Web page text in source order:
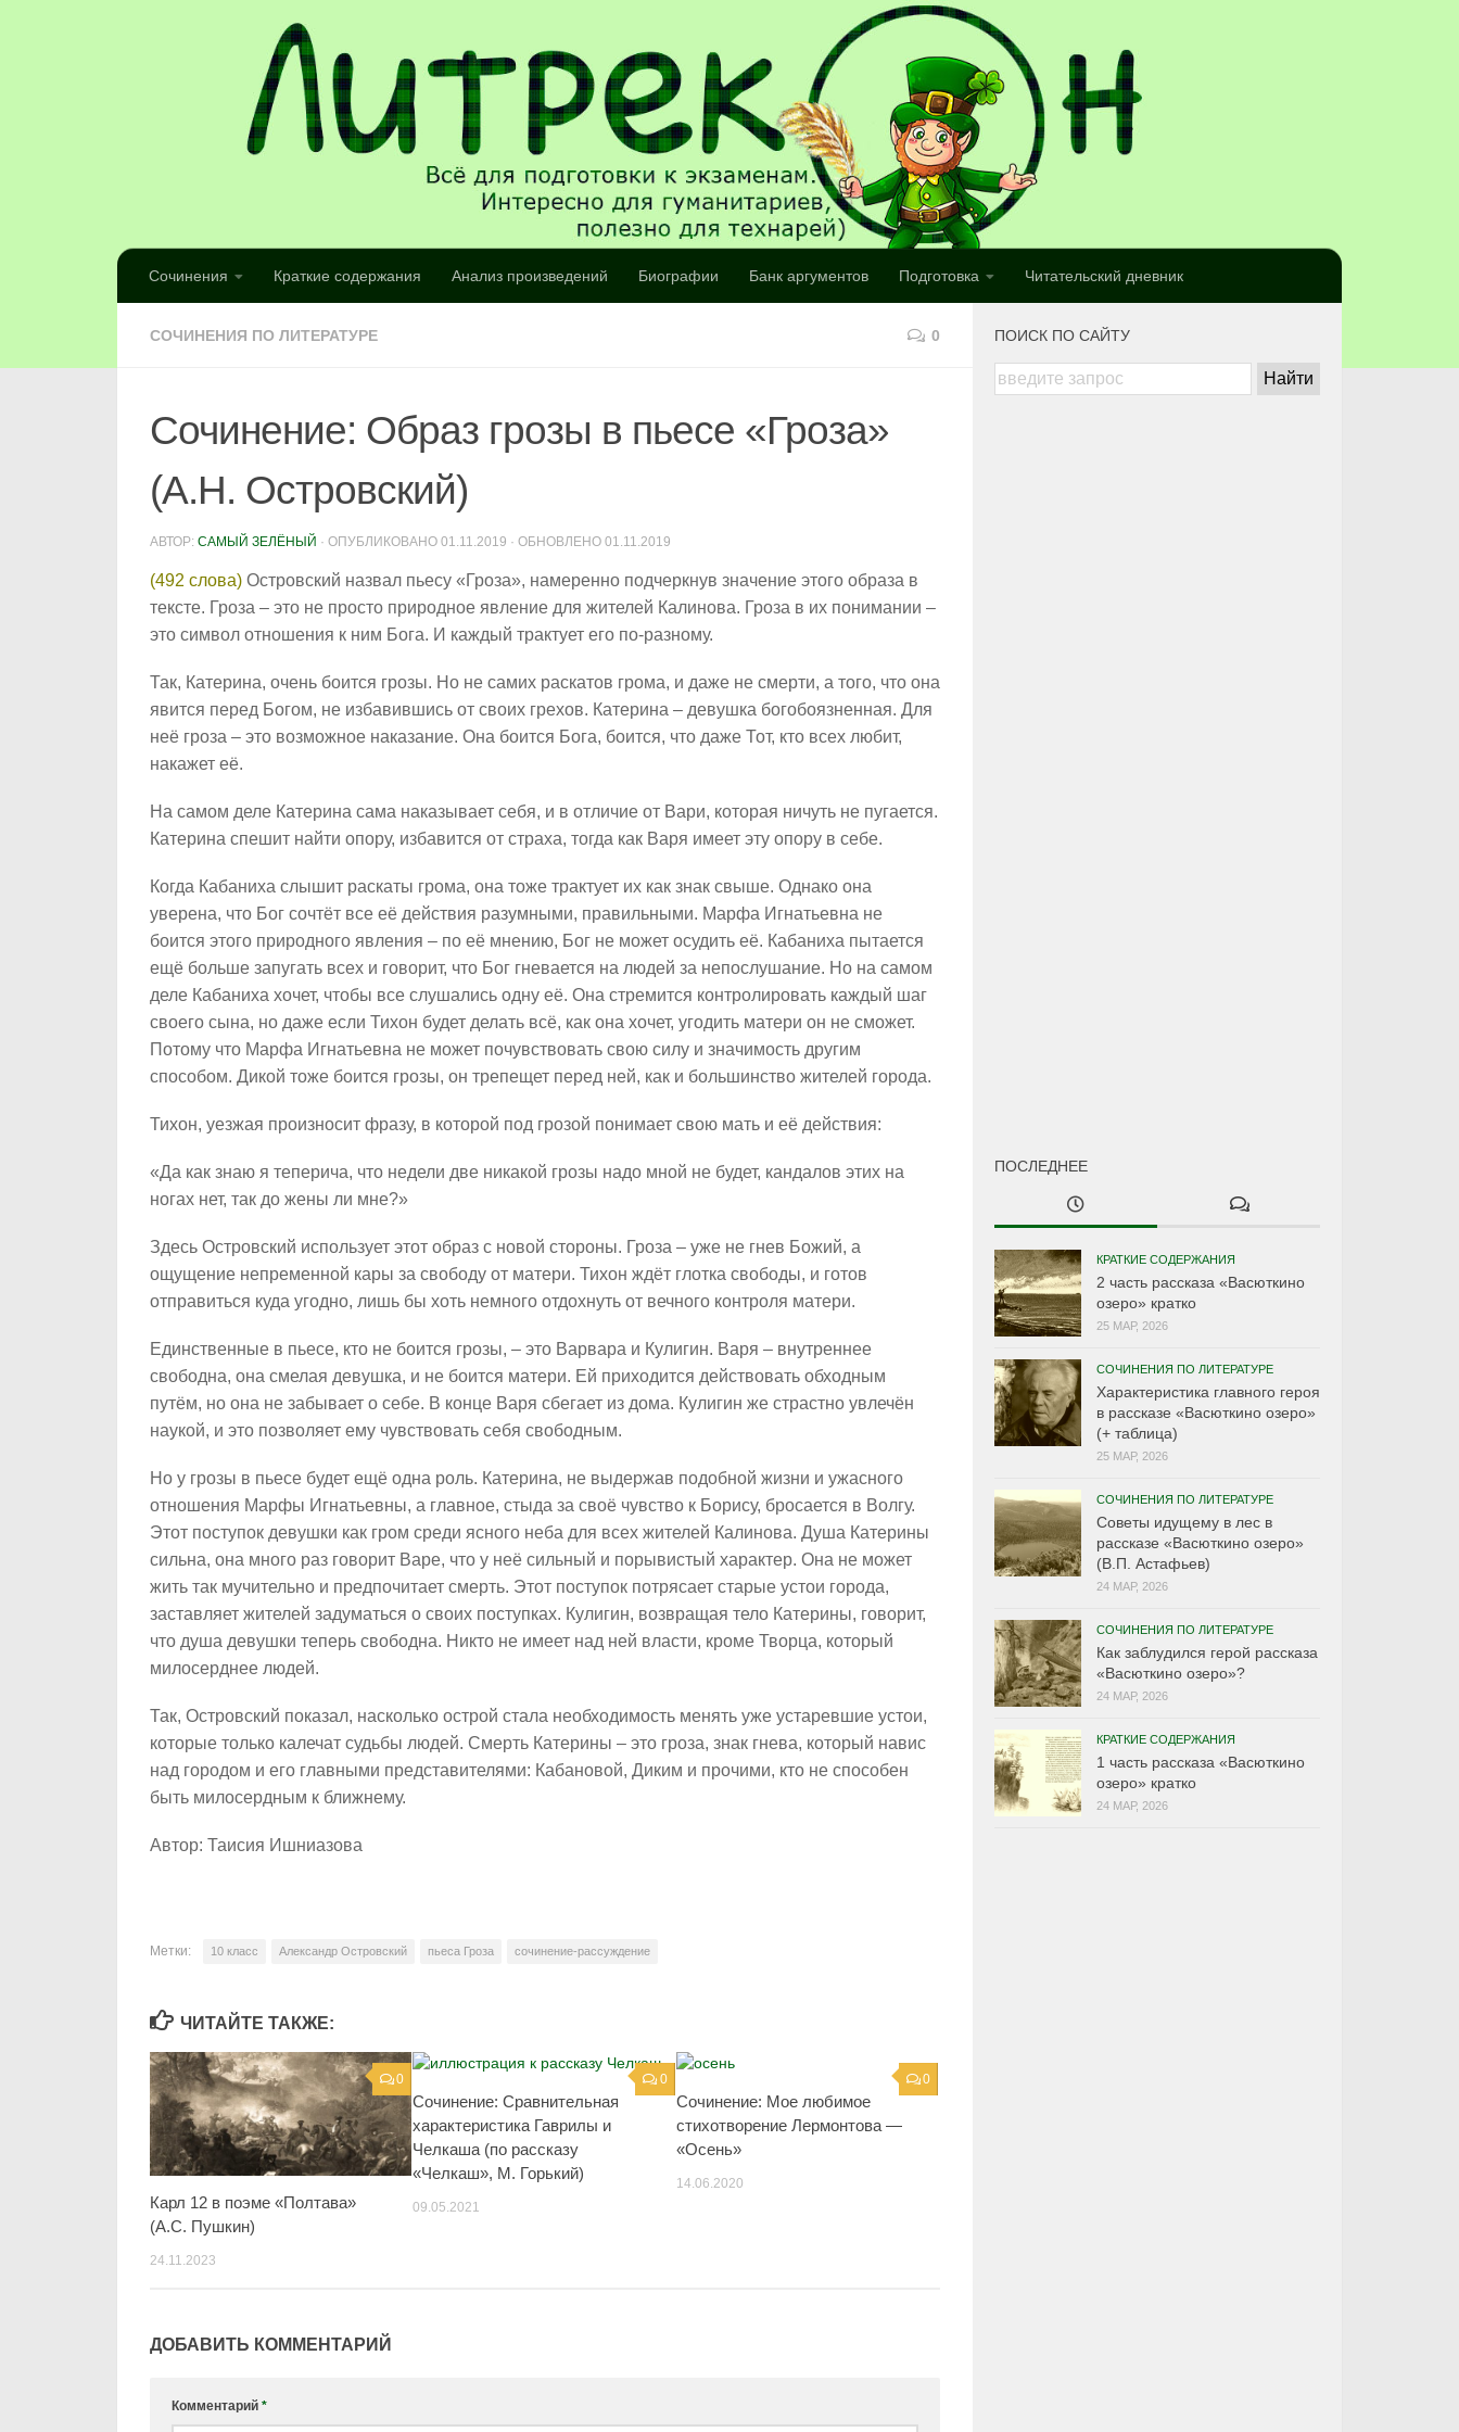
Сочинения Краткие содержания Анализ произведений Биографии Банк аргументов Подготовка Читательский дневник
СОЧИНЕНИЯ ПО ЛИТЕРАТУРЕ 0
Сочинение: Образ грозы в пьесе «Гроза»
(А.Н. Островский)
АВТОР: САМЫЙ ЗЕЛЁНЫЙ · ОПУБЛИКОВАНО 01.11.2019 · ОБНОВЛЕНО 01.11.2019
(492 слова) Островский назвал пьесу «Гроза», намеренно подчеркнув значение этого образа в
тексте. Гроза – это не просто природное явление для жителей Калинова. Гроза в их понимании –
это символ отношения к ним Бога. И каждый трактует его по-разному.
Так, Катерина, очень боится грозы. Но не самих раскатов грома, и даже не смерти, а того, что она
явится перед Богом, не избавившись от своих грехов. Катерина – девушка богобоязненная. Для
неё гроза – это возможное наказание. Она боится Бога, боится, что даже Тот, кто всех любит,
накажет её.
На самом деле Катерина сама наказывает себя, и в отличие от Вари, которая ничуть не пугается.
Катерина спешит найти опору, избавится от страха, тогда как Варя имеет эту опору в себе.
Когда Кабаниха слышит раскаты грома, она тоже трактует их как знак свыше. Однако она
уверена, что Бог сочтёт все её действия разумными, правильными. Марфа Игнатьевна не
боится этого природного явления – по её мнению, Бог не может осудить её. Кабаниха пытается
ещё больше запугать всех и говорит, что Бог гневается на людей за непослушание. Но на самом
деле Кабаниха хочет, чтобы все слушались одну её. Она стремится контролировать каждый шаг
своего сына, но даже если Тихон будет делать всё, как она хочет, угодить матери он не сможет.
Потому что Марфа Игнатьевна не может почувствовать свою силу и значимость другим
способом. Дикой тоже боится грозы, он трепещет перед ней, как и большинство жителей города.
Тихон, уезжая произносит фразу, в которой под грозой понимает свою мать и её действия:
«Да как знаю я теперича, что недели две никакой грозы надо мной не будет, кандалов этих на
ногах нет, так до жены ли мне?»
Здесь Островский использует этот образ с новой стороны. Гроза – уже не гнев Божий, а
ощущение непременной кары за свободу от матери. Тихон ждёт глотка свободы, и готов
отправиться куда угодно, лишь бы хоть немного отдохнуть от вечного контроля матери.
Единственные в пьесе, кто не боится грозы, – это Варвара и Кулигин. Варя – внутреннее
свободна, она смелая девушка, и не боится матери. Ей приходится действовать обходным
путём, но она не забывает о себе. В конце Варя сбегает из дома. Кулигин же страстно увлечён
наукой, и это позволяет ему чувствовать себя свободным.
Но у грозы в пьесе будет ещё одна роль. Катерина, не выдержав подобной жизни и ужасного
отношения Марфы Игнатьевны, а главное, стыда за своё чувство к Борису, бросается в Волгу.
Этот поступок девушки как гром среди ясного неба для всех жителей Калинова. Душа Катерины
сильна, она много раз говорит Варе, что у неё сильный и порывистый характер. Она не может
жить так мучительно и предпочитает смерть. Этот поступок потрясает старые устои города,
заставляет жителей задуматься о своих поступках. Кулигин, возвращая тело Катерины, говорит,
что душа девушки теперь свободна. Никто не имеет над ней власти, кроме Творца, который
милосерднее людей.
Так, Островский показал, насколько острой стала необходимость менять уже устаревшие устои,
которые только калечат судьбы людей. Смерть Катерины – это гроза, знак гнева, который навис
над городом и его главными представителями: Кабановой, Диким и прочими, кто не способен
быть милосердным к ближнему.
Автор: Таисия Ишниазова
Метки: 10 класс Александр Островский пьеса Гроза сочинение-рассуждение
ЧИТАЙТЕ ТАКЖЕ:
0
Карл 12 в поэме «Полтава»
(А.С. Пушкин)
24.11.2023
0
Сочинение: Сравнительная
характеристика Гаврилы и
Челкаша (по рассказу
«Челкаш», М. Горький)
09.05.2021
0
Сочинение: Мое любимое
стихотворение Лермонтова —
«Осень»
14.06.2020
ДОБАВИТЬ КОММЕНТАРИЙ
Комментарий *
ПОИСК ПО САЙТУ
ПОСЛЕДНЕЕ
КРАТКИЕ СОДЕРЖАНИЯ
2 часть рассказа «Васюткино
озеро» кратко
25 МАР, 2026
СОЧИНЕНИЯ ПО ЛИТЕРАТУРЕ
Характеристика главного героя
в рассказе «Васюткино озеро»
(+ таблица)
25 МАР, 2026
СОЧИНЕНИЯ ПО ЛИТЕРАТУРЕ
Советы идущему в лес в
рассказе «Васюткино озеро»
(В.П. Астафьев)
24 МАР, 2026
СОЧИНЕНИЯ ПО ЛИТЕРАТУРЕ
Как заблудился герой рассказа
«Васюткино озеро»?
24 МАР, 2026
КРАТКИЕ СОДЕРЖАНИЯ
1 часть рассказа «Васюткино
озеро» кратко
24 МАР, 2026